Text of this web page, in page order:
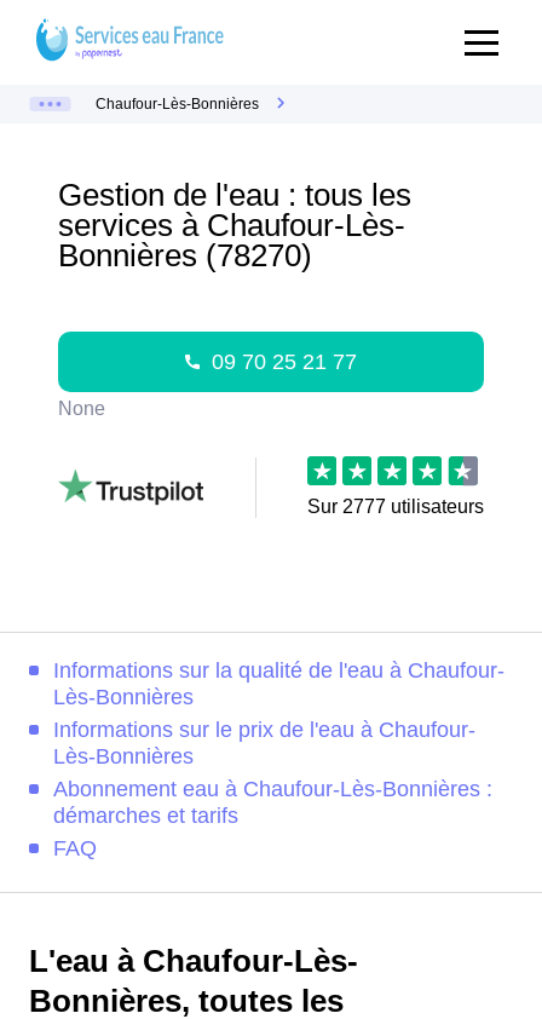
Chaufour-Lès-Bonnières
Gestion de l'eau : tous les
services à Chaufour-Lès-
Bonnières (78270)
09 70 25 21 77
None
Sur 2777 utilisateurs
Informations sur la qualité de l'eau à Chaufour-
Lès-Bonnières
Informations sur le prix de l'eau à Chaufour-
Lès-Bonnières
Abonnement eau à Chaufour-Lès-Bonnières :
démarches et tarifs
FAQ
L'eau à Chaufour-Lès-
Bonnières, toutes les